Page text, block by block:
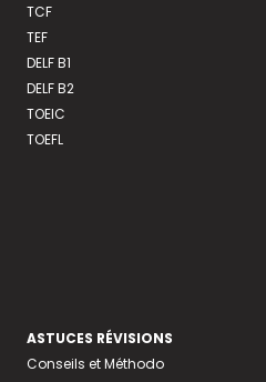
TCF
TEF
DELF B1
DELF B2
TOEIC
TOEFL
ASTUCES RÉVISIONS
Conseils et Méthodo